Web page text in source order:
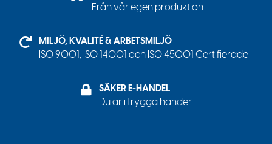
Från vår egen produktion
MILJÖ, KVALITÉ & ARBETSMILJÖ
ISO 9001, ISO 14001 och ISO 45001 Certifierade
SÄKER E-HANDEL
Du är i trygga händer